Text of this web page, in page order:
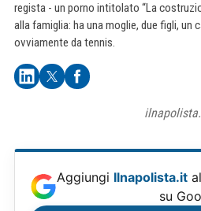
regista - un porno intitolato “La
alla famiglia: ha una moglie, due figli, un
ovviamente da tennis.
Aggiungi Ilnapolista.it
su